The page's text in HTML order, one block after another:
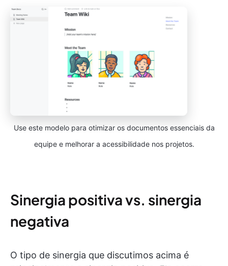
Use este modelo para otimizar os documentos essenciais da
equipe e melhorar a acessibilidade nos projetos.
Sinergia positiva vs. sinergia
negativa
O tipo de sinergia que discutimos acima é